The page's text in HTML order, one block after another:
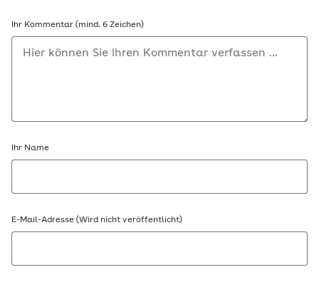
Ihr Kommentar (mind. 6 Zeichen)
Ihr Name
E-Mail-Adresse (Wird nicht veröffentlicht)